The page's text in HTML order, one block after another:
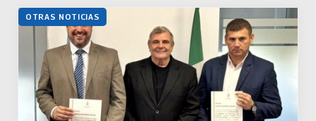
OTRAS NOTICIAS